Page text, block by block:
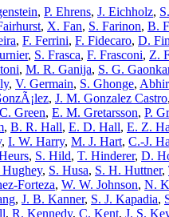
, P. Ehrens, J. Eichholz,
, X. Fan, S. Farinon, B.
, F. Ferrini, F. Fidecaro, D.
, S. Frasca, F. Frasconi, Z.
, M. R. Ganija, S. G.
, V. Germain, S. Ghonge,
, J. M. Gonzalez Castro,
Green, E. M. Gretarsson, P.
, B. R. Hall, E. D. Hall, E. Z.
, I. W. Harry, M. J. Hart, C.-J.
, S. Hild, T. Hinderer, D.
, S. Husa, S. H. Huttner,
Forteza, W. W. Johnson, N.
, J. B. Kanner, S. J. Kapadia,
, R. Kennedy, C. Kent, J. S.